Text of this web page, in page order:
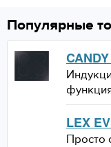
Популярные
LEX
Просто